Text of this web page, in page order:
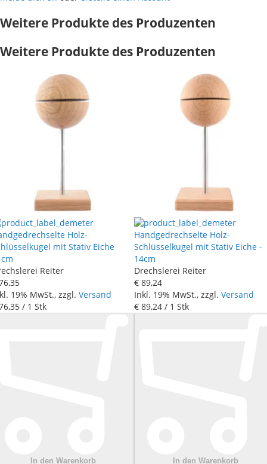
Weitere Produkte des Produzenten
Weitere Produkte des Produzenten
Holz-
mit Stativ Eiche
Reiter
,35
19% MwSt., zzgl. Versand
,35 / 1 Stk
In den Warenkorb
Handgedrechselte Holz-
Schlüsselkugel mit Stativ Eiche -
14cm
Drechslerei Reiter
€ 89,24
Inkl. 19% MwSt., zzgl. Versand
€ 89,24 / 1 Stk
In den Warenkorb